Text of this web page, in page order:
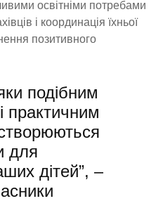
освітніми потребами
і координація їхньої
позитивного
подібним
практичним
для
дітей”, –